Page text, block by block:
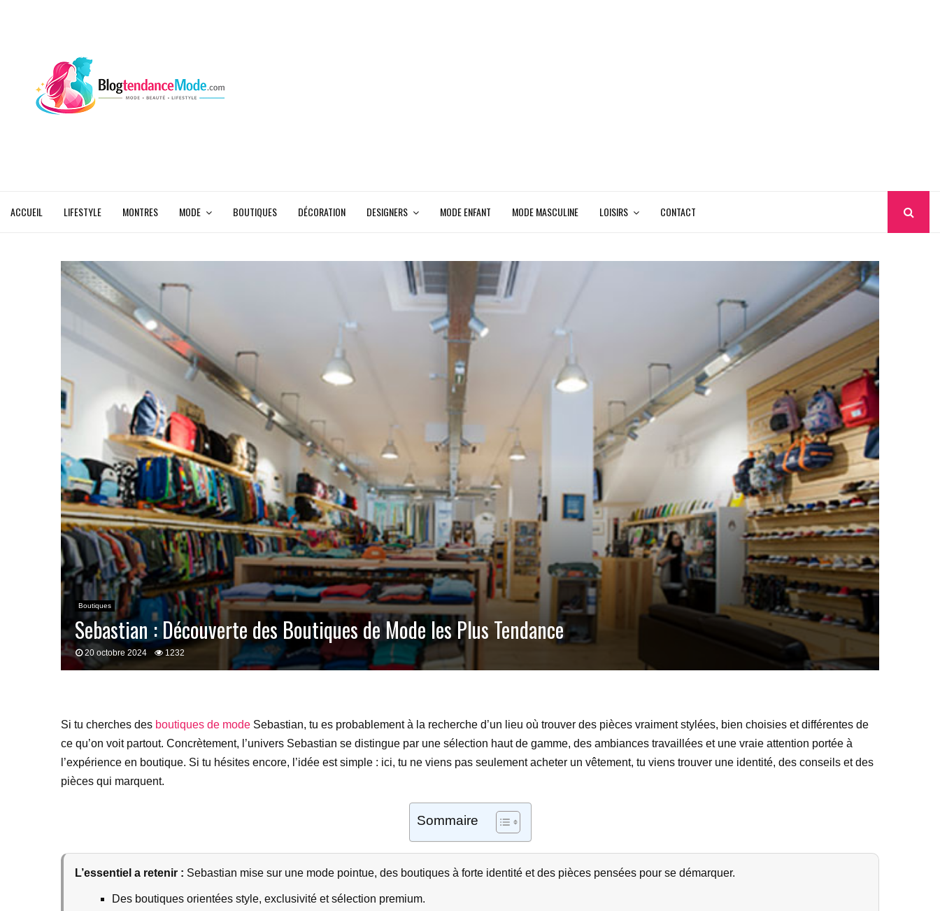
ACCUEIL LIFESTYLE MONTRES MODE BOUTIQUES DÉCORATION DESIGNERS MODE ENFANT MODE MASCULINE LOISIRS CONTACT
Boutiques
Sebastian : Découverte des Boutiques de Mode les Plus Tendance
20 octobre 2024 1232
Si tu cherches des boutiques de mode Sebastian, tu es probablement à la recherche d’un lieu où trouver des pièces vraiment stylées, bien choisies et différentes de
ce qu’on voit partout. Concrètement, l’univers Sebastian se distingue par une sélection haut de gamme, des ambiances travaillées et une vraie attention portée à
l’expérience en boutique. Si tu hésites encore, l’idée est simple : ici, tu ne viens pas seulement acheter un vêtement, tu viens trouver une identité, des conseils et des
pièces qui marquent.
Sommaire
L’essentiel a retenir : Sebastian mise sur une mode pointue, des boutiques à forte identité et des pièces pensées pour se démarquer.
Des boutiques orientées style, exclusivité et sélection premium.